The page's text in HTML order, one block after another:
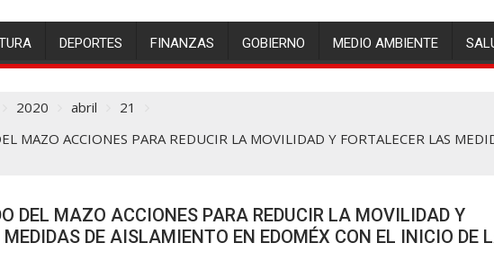
DEPORTES FINANZAS GOBIERNO MEDIO AMBIENTE
2020 abril
21
MAZO ACCIONES PARA REDUCIR LA MOVILIDAD Y FORTALECER LAS
DEL MAZO ACCIONES PARA REDUCIR LA MOVILIDAD Y
DE AISLAMIENTO EN EDOMÉX CON EL INICIO DE